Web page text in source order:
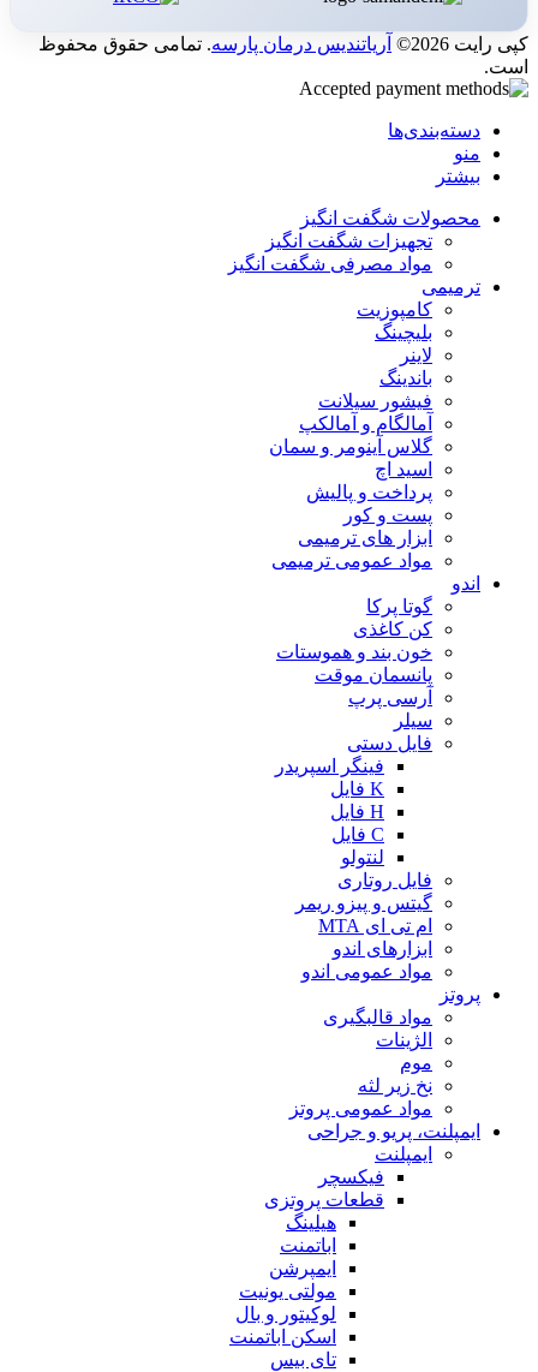
کپی رایت 2026© آریاتندیس درمان پارسه. تمامی حقوق محفوظ
است.
دسته‌بندی‌ها
منو
بیشتر
محصولات شگفت انگیز
تجهیزات شگفت انگیز
مواد مصرفی شگفت انگیز
ترمیمی
کامپوزیت
بلیچینگ
لاینر
باندینگ
فیشور سیلانت
آمالگام و آمالکپ
گلاس آینومر و سمان
اسید اچ
پرداخت و پالیش
پست و کور
ابزار های ترمیمی
مواد عمومی ترمیمی
اندو
گوتا پرکا
کن کاغذی
خون بند و هموستات
پانسمان موقت
آرسی پرپ
سیلر
فایل دستی
فینگر اسپریدر
K فایل
H فایل
C فایل
لنتولو
فایل روتاری
گیتس و پیزو ریمر
ام تی ای MTA
ابزارهای اندو
مواد عمومی اندو
پروتز
مواد قالبگیری
الژینات
موم
نخ زیر لثه
مواد عمومی پروتز
ایمپلنت، پریو و جراحی
ایمپلنت
فیکسچر
قطعات پروتزی
هیلینگ
اباتمنت
ایمپرشن
مولتی یونیت
لوکیتور و بال
اسکن اباتمنت
تای بیس